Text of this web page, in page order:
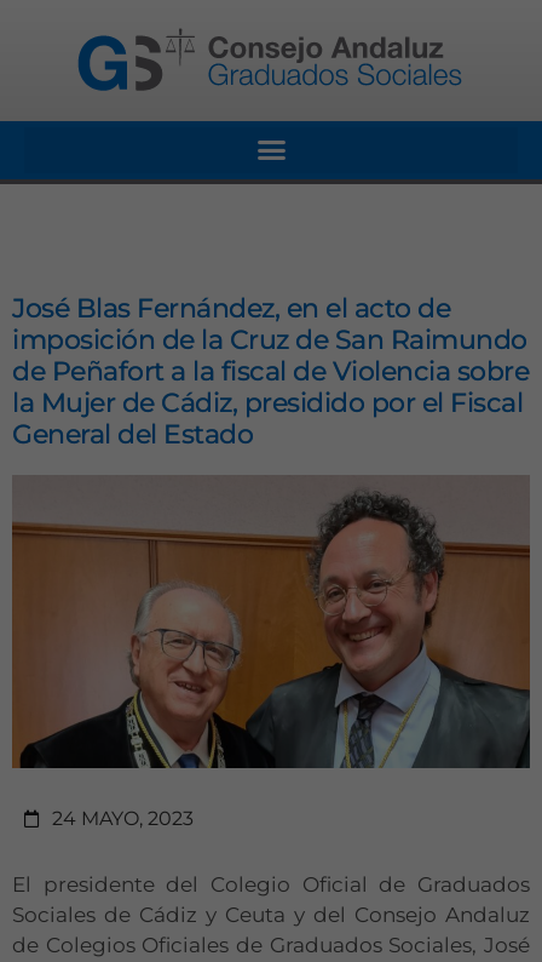
José Blas Fernández, en el acto de
imposición de la Cruz de San Raimundo
de Peñafort a la fiscal de Violencia sobre
la Mujer de Cádiz, presidido por el Fiscal
General del Estado
24 MAYO, 2023
El presidente del Colegio Oficial de Graduados
Sociales de Cádiz y Ceuta y del Consejo Andaluz
de Colegios Oficiales de Graduados Sociales, José